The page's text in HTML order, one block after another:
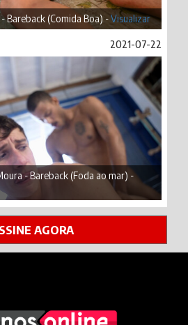
Bareback (Comida Boa) -Visualizar
2021-07-22
- Bareback (Foda ao mar) -
AGORA